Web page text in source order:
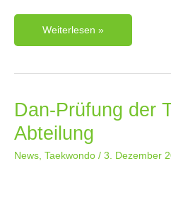
Winterprüfung
Taekwondo-
Weiterlesen »
Dan-Prüfung der
Abteilung
News Taekwondo / 3. Dezember